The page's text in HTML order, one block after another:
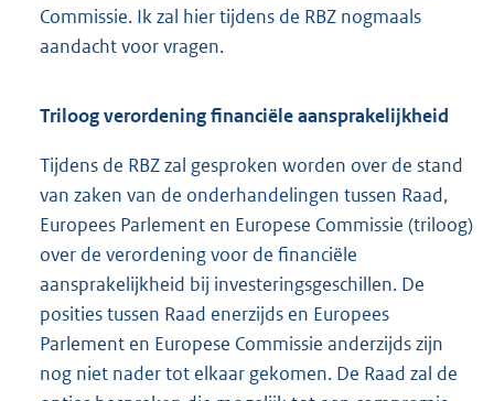
Commissie. Ik zal hier tijdens de RBZ nogmaals
aandacht voor vragen.
Triloog verordening financiële aansprakelijkheid
Tijdens de RBZ zal gesproken worden over de stand
van zaken van de onderhandelingen tussen Raad,
Europees Parlement en Europese Commissie (triloog)
over de verordening voor de financiële
aansprakelijkheid bij investeringsgeschillen. De
posities tussen Raad enerzijds en Europees
Parlement en Europese Commissie anderzijds zijn
nog niet nader tot elkaar gekomen. De Raad zal de